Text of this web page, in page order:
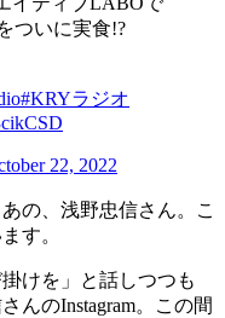
ついに実食!?
#KRYラジオ
22, 2022
の、浅野忠信さん。こ
す。
けを」と話しつつも
んのInstagram。この間